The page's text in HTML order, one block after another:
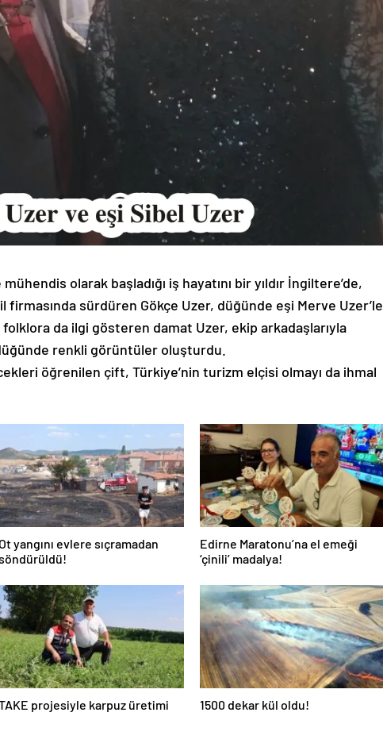
olarak başladığı iş hayatını bir yıldır İngiltere’de,
sürdüren Gökçe Uzer, düğünde eşi Merve Uzer’le
folklora da ilgi gösteren damat Uzer, ekip arkadaşlarıyla
renkli görüntüler oluşturdu.
öğrenilen çift, Türkiye’nin turizm elçisi olmayı da ihmal
Ot yangını evlere sıçramadan
Edirne Maratonu’na el emeği
‘çinili’ madalya!
projesiyle karpuz üretimi 1500 dekar kül oldu!